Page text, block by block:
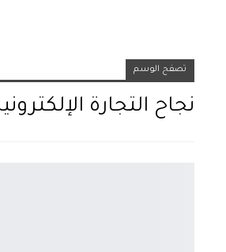
تصفح الوسم
نجاح التجارة